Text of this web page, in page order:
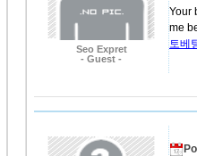
Seo Expret
- Guest -
Your
me
토베